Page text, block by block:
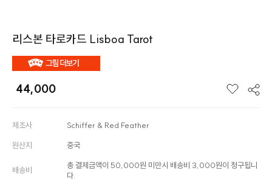
리스본 타로카드 Lisboa Tarot
44,000
제조사 Schiffer & Red Feather
원산지 중국
배송비
총 결제금액이 50,000원 미만시 배송비 3,000원이 청구됩니
다.